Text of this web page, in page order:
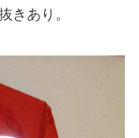
きあり。